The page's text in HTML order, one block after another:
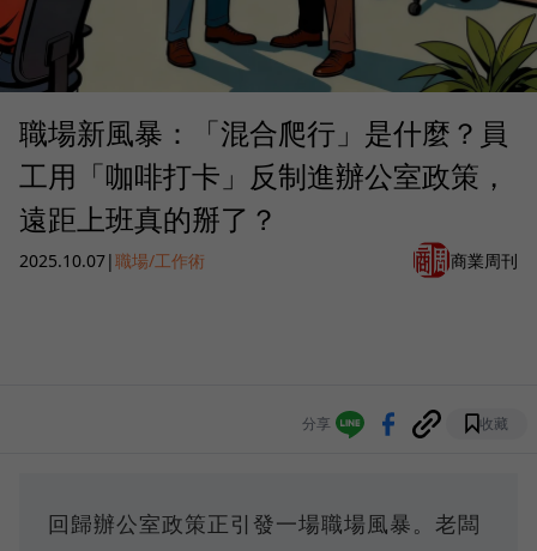
職場新風暴：「混合爬行」是什麼？員
工用「咖啡打卡」反制進辦公室政策，
遠距上班真的掰了？
2025.10.07|職場/工作術 商業周刊
分享 收藏
回歸辦公室政策正引發一場職場風暴。老闆